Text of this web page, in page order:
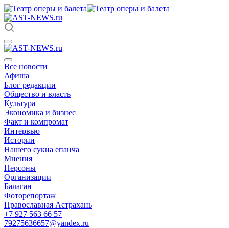
Все новости
Афиша
Блог редакции
Общество и власть
Культура
Экономика и бизнес
Факт и компромат
Интервью
Истории
Нашего сукна епанча
Мнения
Персоны
Организации
Балаган
Фоторепортаж
Православная Астрахань
+7 927 563 66 57
79275636657@yandex.ru